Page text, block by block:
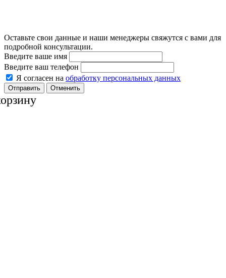
Оставьте свои данные и наши менеджеры свяжутся с вами для
подробной консультации.
Введите ваше имя
Введите ваш телефон
Я согласен на обработку персональных данных
Отменить